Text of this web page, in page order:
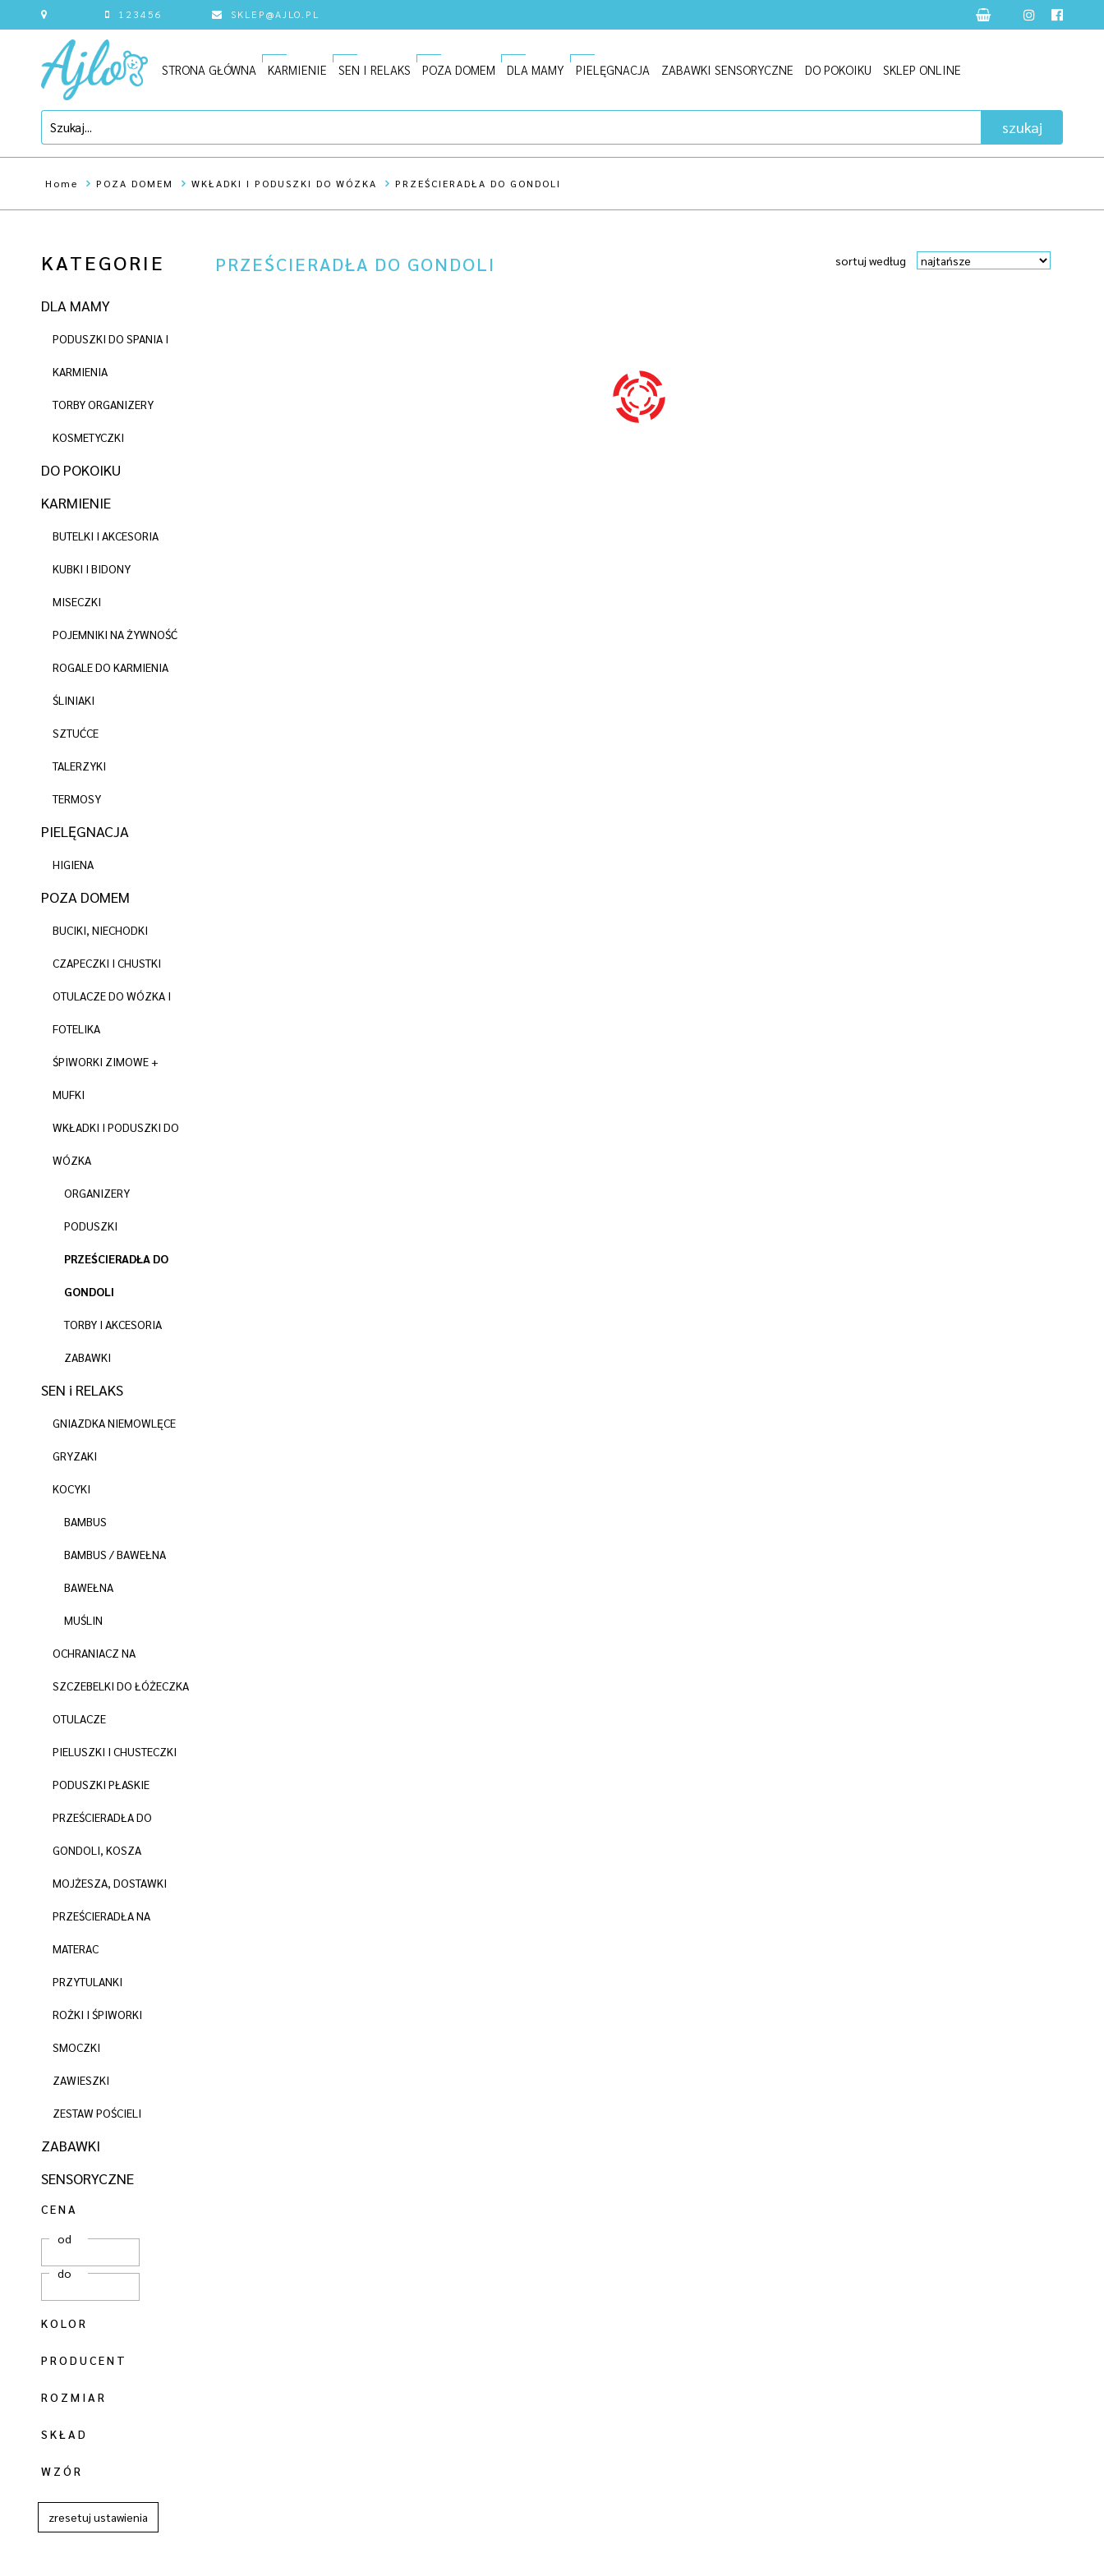
123456 SKLEP@AJLO.PL
STRONA GŁÓWNA KARMIENIE SEN I RELAKS POZA DOMEM DLA MAMY PIELĘGNACJA ZABAWKI SENSORYCZNE DO POKOIKU SKLEP ONLINE
szukaj
Home POZA DOMEM WKŁADKI I PODUSZKI DO WÓZKA PRZEŚCIERADŁA DO GONDOLI
KATEGORIE
DLA MAMY
PODUSZKI DO SPANIA I
KARMIENIA
TORBY ORGANIZERY
KOSMETYCZKI
DO POKOIKU
KARMIENIE
BUTELKI I AKCESORIA
KUBKI I BIDONY
MISECZKI
POJEMNIKI NA ŻYWNOŚĆ
ROGALE DO KARMIENIA
ŚLINIAKI
SZTUĆCE
TALERZYKI
TERMOSY
PIELĘGNACJA
HIGIENA
POZA DOMEM
BUCIKI, NIECHODKI
CZAPECZKI I CHUSTKI
OTULACZE DO WÓZKA I
FOTELIKA
ŚPIWORKI ZIMOWE +
MUFKI
WKŁADKI I PODUSZKI DO
WÓZKA
ORGANIZERY
PODUSZKI
PRZEŚCIERADŁA DO
GONDOLI
TORBY I AKCESORIA
ZABAWKI
SEN i RELAKS
GNIAZDKA NIEMOWLĘCE
GRYZAKI
KOCYKI
BAMBUS
BAMBUS / BAWEŁNA
BAWEŁNA
MUŚLIN
OCHRANIACZ NA
SZCZEBELKI DO ŁÓŻECZKA
OTULACZE
PIELUSZKI I CHUSTECZKI
PODUSZKI PŁASKIE
PRZEŚCIERADŁA DO
GONDOLI, KOSZA
MOJŻESZA, DOSTAWKI
PRZEŚCIERADŁA NA
MATERAC
PRZYTULANKI
ROŻKI I ŚPIWORKI
SMOCZKI
ZAWIESZKI
ZESTAW POŚCIELI
ZABAWKI
SENSORYCZNE
CENA
od
do
KOLOR
PRODUCENT
ROZMIAR
SKŁAD
WZÓR
zresetuj ustawienia
PRZEŚCIERADŁA DO GONDOLI sortuj według